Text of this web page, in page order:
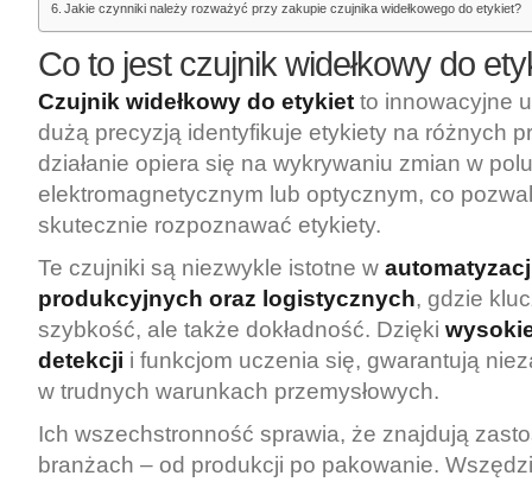
Jakie czynniki należy rozważyć przy zakupie czujnika widełkowego do etykiet?
Co to jest czujnik widełkowy do
Czujnik widełkowy do etykiet to innowacyjne
dużą precyzją identyfikuje etykiety na różnych
działanie opiera się na wykrywaniu zmian w polu
elektromagnetycznym lub optycznym, co
skutecznie rozpoznawać etykiety.
Te czujniki są niezwykle istotne w
produkcyjnych oraz logistycznych, gdzie
szybkość, ale także dokładność. Dzięki
detekcji i funkcjom uczenia się, gwarantują
w trudnych warunkach przemysłowych.
Ich wszechstronność sprawia, że znajdują
branżach – od produkcji po pakowanie.